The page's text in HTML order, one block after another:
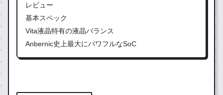
レビュー
基本スペック
Vita液晶特有の液晶バランス
Anbernic史上最大にパワフルなSoC